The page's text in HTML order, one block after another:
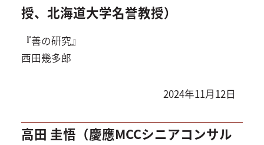
授、北海道大学名誉教授）
『善の研究』
西田幾多郎
2024年11月12日
高田 圭悟（慶應MCCシニアコンサル